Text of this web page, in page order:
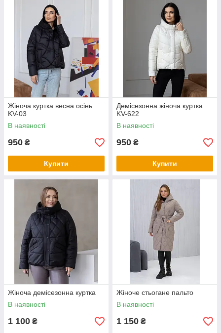
Жіноча куртка весна осінь
KV-03
В наявності
950 ₴
Купити
Демісезонна жіноча куртка
KV-622
В наявності
950 ₴
Купити
Жіноча демісезонна куртка
В наявності
1 100 ₴
Жіноче стьогане пальто
В наявності
1 150 ₴